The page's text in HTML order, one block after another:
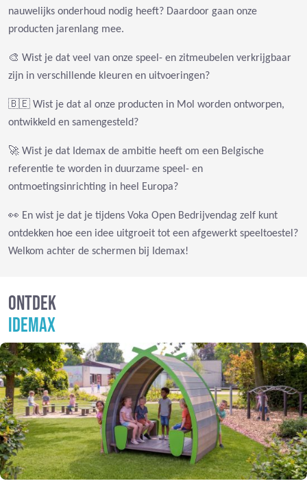
nauwelijks onderhoud nodig heeft? Daardoor gaan onze
producten jarenlang mee.
🎨 Wist je dat veel van onze speel- en zitmeubelen verkrijgbaar
zijn in verschillende kleuren en uitvoeringen?
🇧🇪 Wist je dat al onze producten in Mol worden ontworpen,
ontwikkeld en samengesteld?
🚀 Wist je dat Idemax de ambitie heeft om een Belgische
referentie te worden in duurzame speel- en
ontmoetingsinrichting in heel Europa?
👀 En wist je dat je tijdens Voka Open Bedrijvendag zelf kunt
ontdekken hoe een idee uitgroeit tot een afgewerkt speeltoestel?
Welkom achter de schermen bij Idemax!
ONTDEK
IDEMAX